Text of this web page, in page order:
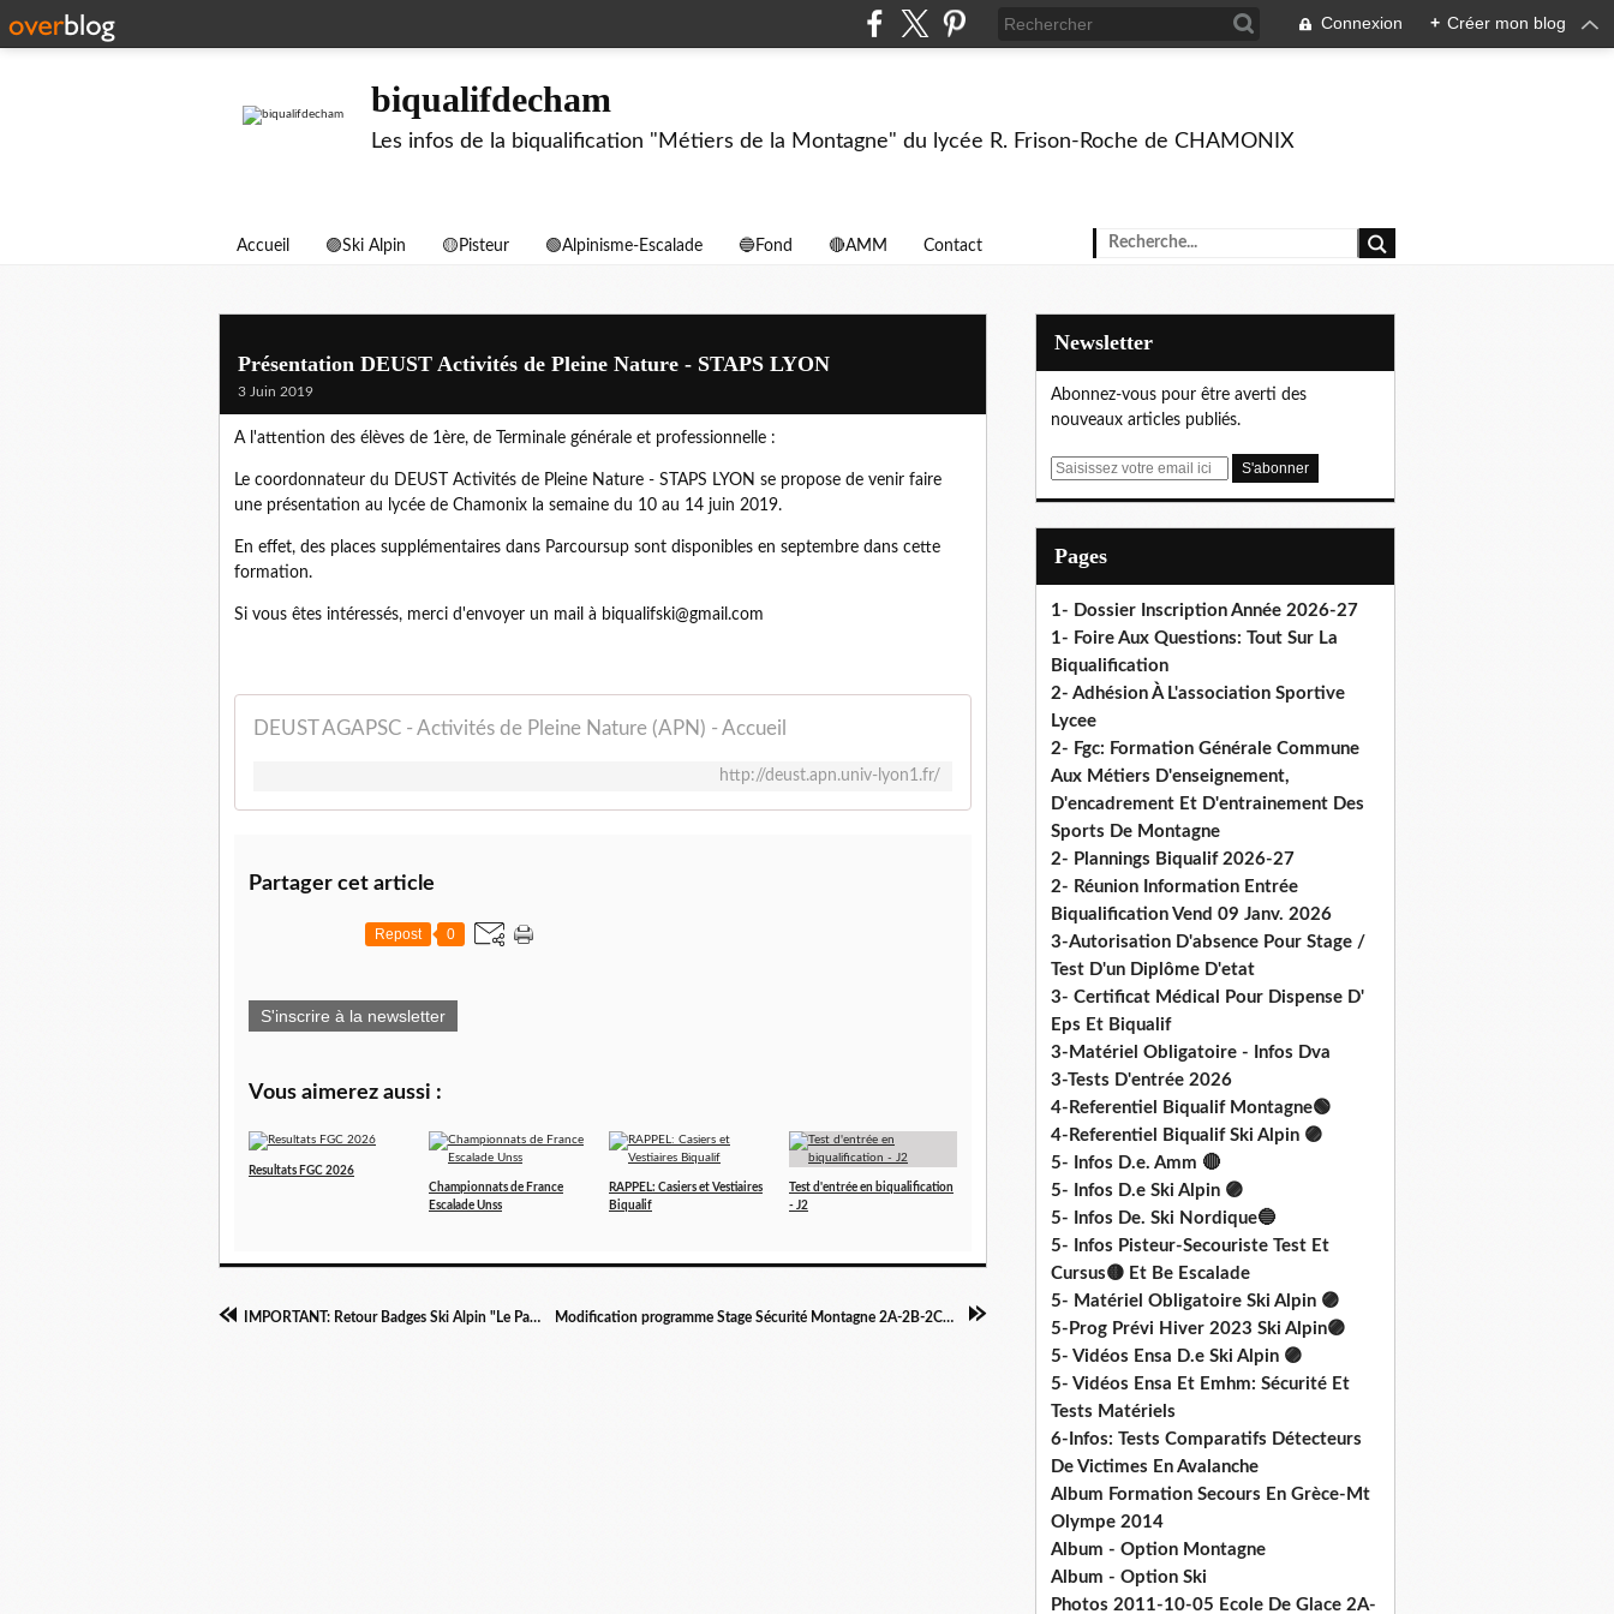
Connexion + Créer mon blog
biqualifdecham
Les infos de la biqualification "Métiers de la Montagne" du lycée R. Frison-Roche de CHAMONIX
Accueil 🟣Ski Alpin 🟡Pisteur 🟢Alpinisme-Escalade 🔵Fond 🔴AMM Contact
Présentation DEUST Activités de Pleine Nature - STAPS LYON
3 Juin 2019
A l'attention des élèves de 1ère, de Terminale générale et professionnelle :
Le coordonnateur du DEUST Activités de Pleine Nature - STAPS LYON se propose de venir faire
une présentation au lycée de Chamonix la semaine du 10 au 14 juin 2019.
En effet, des places supplémentaires dans Parcoursup sont disponibles en septembre dans cette
formation.
Si vous êtes intéressés, merci d'envoyer un mail à biqualifski@gmail.com
DEUST AGAPSC - Activités de Pleine Nature (APN) - Accueil
http://deust.apn.univ-lyon1.fr/
Partager cet article
Repost 0
S'inscrire à la newsletter
Vous aimerez aussi :
Resultats FGC 2026
Championnats de France
Escalade Unss
RAPPEL: Casiers et Vestiaires
Biqualif
Test d'entrée en biqualification
- J2
IMPORTANT: Retour Badges Ski Alpin "Le Pass" Modification programme Stage Sécurité Montagne 2A-2B-2Com1
Newsletter
Abonnez-vous pour être averti des
nouveaux articles publiés.
E
Pages
1- Dossier Inscription Année 2026-27
1- Foire Aux Questions: Tout Sur La
Biqualification
2- Adhésion À L'association Sportive
Lycee
2- Fgc: Formation Générale Commune
Aux Métiers D'enseignement,
D'encadrement Et D'entrainement Des
Sports De Montagne
2- Plannings Biqualif 2026-27
2- Réunion Information Entrée
Biqualification Vend 09 Janv. 2026
3-Autorisation D'absence Pour Stage /
Test D'un Diplôme D'etat
3- Certificat Médical Pour Dispense D'
Eps Et Biqualif
3-Matériel Obligatoire - Infos Dva
3-Tests D'entrée 2026
4-Referentiel Biqualif Montagne🟢
4-Referentiel Biqualif Ski Alpin 🟣
5- Infos D.e. Amm 🔴
5- Infos D.e Ski Alpin 🟣
5- Infos De. Ski Nordique🔵
5- Infos Pisteur-Secouriste Test Et
Cursus🟡 Et Be Escalade
5- Matériel Obligatoire Ski Alpin 🟣
5-Prog Prévi Hiver 2023 Ski Alpin🟣
5- Vidéos Ensa D.e Ski Alpin 🟣
5- Vidéos Ensa Et Emhm: Sécurité Et
Tests Matériels
6-Infos: Tests Comparatifs Détecteurs
De Victimes En Avalanche
Album Formation Secours En Grèce-Mt
Olympe 2014
Album - Option Montagne
Album - Option Ski
Photos 2011-10-05 Ecole De Glace 2A-